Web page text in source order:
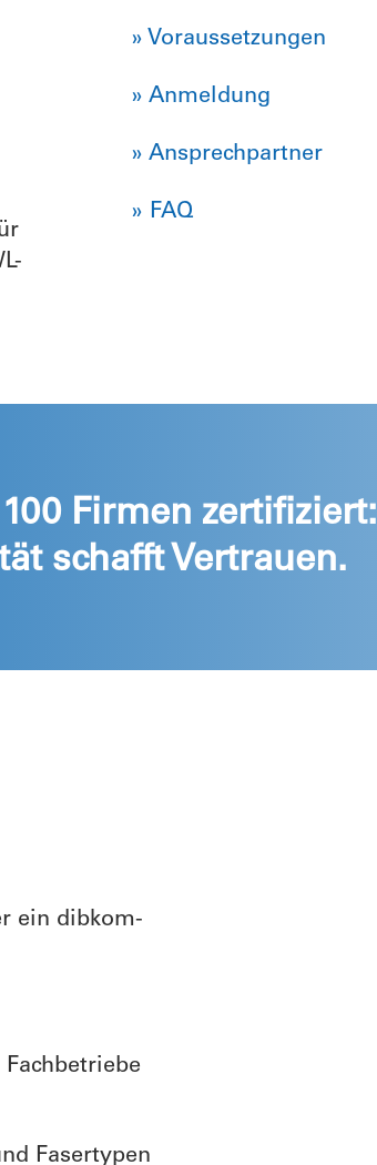
» Voraussetzungen
» Anmeldung
» Ansprechpartner
» FAQ
Firmen zertifiziert:
schafft Vertrauen.
ein dibkom-
Fasertypen